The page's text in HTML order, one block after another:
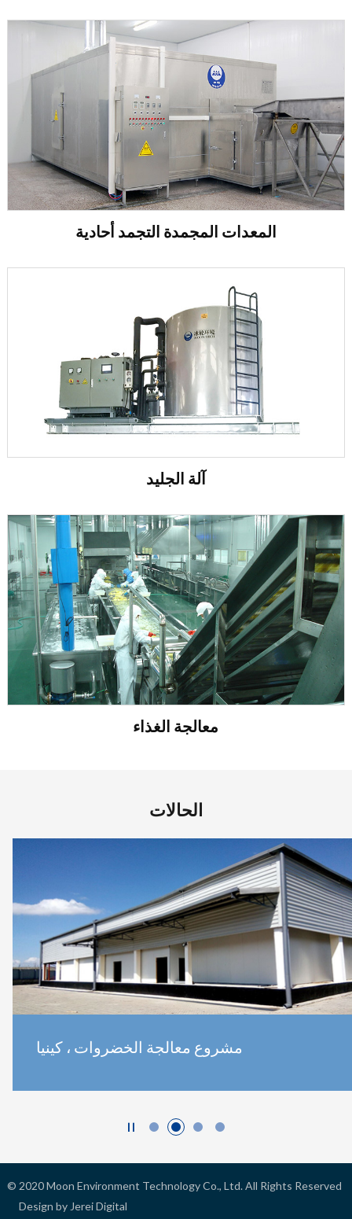
المعدات المجمدة التجمد أحادية
آلة الجليد
معالجة الغذاء
الحالات
مشروع معالجة الخضروات ، كينيا

© 2020Moon Environment Technology Co., Ltd.All Rights Reserved
Design by Jerei Digital